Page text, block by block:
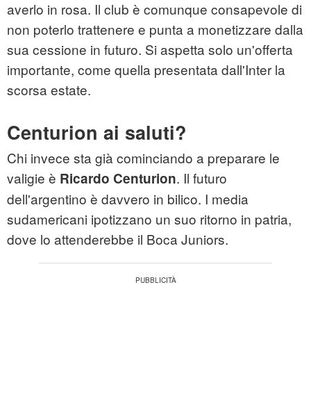
averlo in rosa. Il club è comunque consapevole di
non poterlo trattenere e punta a monetizzare dalla
sua cessione in futuro. Si aspetta solo un'offerta
importante, come quella presentata dall'Inter la
scorsa estate.
Centurion ai saluti?
Chi invece sta già cominciando a preparare le
valigie è Ricardo Centurion. Il futuro
dell'argentino è davvero in bilico. I media
sudamericani ipotizzano un suo ritorno in patria,
dove lo attenderebbe il Boca Juniors.